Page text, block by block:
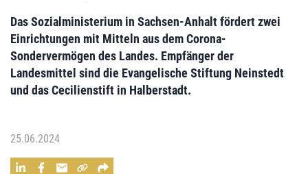
Das Sozialministerium in Sachsen-Anhalt fördert zwei
Einrichtungen mit Mitteln aus dem Corona-
Sondervermögen des Landes. Empfänger der
Landesmittel sind die Evangelische Stiftung Neinstedt
und das Cecilienstift in Halberstadt.
25.06.2024